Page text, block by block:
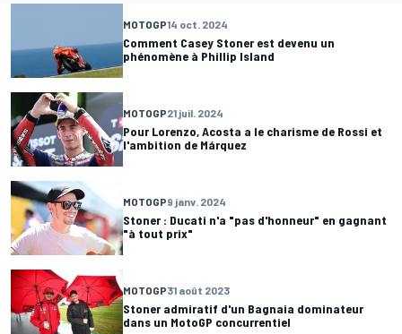
MOTOGP14 oct. 2024
Comment Casey Stoner est devenu un
phénomène à Phillip Island
MOTOGP21 juil. 2024
Pour Lorenzo, Acosta a le charisme de Rossi et
l'ambition de Márquez
MOTOGP9 janv. 2024
Stoner : Ducati n'a "pas d'honneur" en gagnant
"à tout prix"
MOTOGP31 août 2023
Stoner admiratif d'un Bagnaia dominateur
dans un MotoGP concurrentiel